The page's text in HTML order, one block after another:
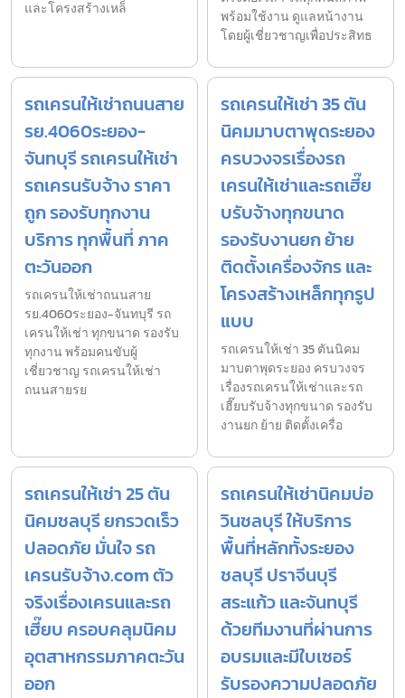
และโครงสร้างเหล็
พร้อมใช้งาน ดูแลหน้างาน
โดยผู้เชี่ยวชาญเพื่อประสิทธ
รถเครนให้เช่าถนนสาย
รย.4060ระยอง-
จันทบุรี รถเครนให้เช่า
รถเครนรับจ้าง ราคา
ถูก รองรับทุกงาน
บริการ ทุกพื้นที่ ภาค
ตะวันออก
รถเครนให้เช่าถนนสาย
รย.4060ระยอง-จันทบุรี รถ
เครนให้เช่า ทุกขนาด รองรับ
ทุกงาน พร้อมคนขับผู้
เชี่ยวชาญ รถเครนให้เช่า
ถนนสายรย
รถเครนให้เช่า 35 ตัน
นิคมมาบตาพุดระยอง
ครบวงจรเรื่องรถ
เครนให้เช่าและรถเฮี๊ย
บรับจ้างทุกขนาด
รองรับงานยก ย้าย
ติดตั้งเครื่องจักร และ
โครงสร้างเหล็กทุกรูป
แบบ
รถเครนให้เช่า 35 ตันนิคม
มาบตาพุดระยอง ครบวงจร
เรื่องรถเครนให้เช่าและรถ
เฮี๊ยบรับจ้างทุกขนาด รองรับ
งานยก ย้าย ติดตั้งเครื่อ
รถเครนให้เช่า 25 ตัน
นิคมชลบุรี ยกรวดเร็ว
ปลอดภัย มั่นใจ รถ
เครนรับจ้าง.com ตัว
จริงเรื่องเครนและรถ
เฮี๊ยบ ครอบคลุมนิคม
อุตสาหกรรมภาคตะวัน
ออก
รถเครนให้เช่านิคมบ่อ
วินชลบุรี ให้บริการ
พื้นที่หลักทั้งระยอง
ชลบุรี ปราจีนบุรี
สระแก้ว และจันทบุรี
ด้วยทีมงานที่ผ่านการ
อบรมและมีใบเซอร์
รับรองความปลอดภัย